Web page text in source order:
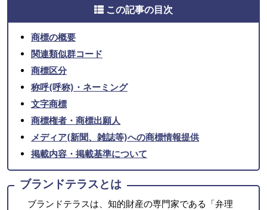
この記事の目次
商標の概要
関連類似群コード
商標区分
称呼(呼称)・ネーミング
文字商標
商標権者・商標出願人
メディア(新聞、雑誌等)への商標情報提供
掲載内容・掲載基準について
ブランドテラスとは
ブランドテラスは、知的財産の専門家である「弁理